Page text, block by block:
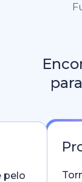
pelo